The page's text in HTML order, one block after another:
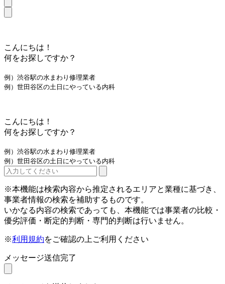
こんにちは！
何をお探しですか？
例）渋谷駅の水まわり修理業者
例）世田谷区の土日にやっている内科
こんにちは！
何をお探しですか？
例）渋谷駅の水まわり修理業者
例）世田谷区の土日にやっている内科
※本機能は検索内容から推定されるエリアと業種に基づき、
事業者情報の検索を補助するものです。
いかなる内容の検索であっても、本機能では事業者の比較・
優劣評価・断定的判断・専門的判断は行いません。
※利用規約をご確認の上ご利用ください
メッセージ送信完了